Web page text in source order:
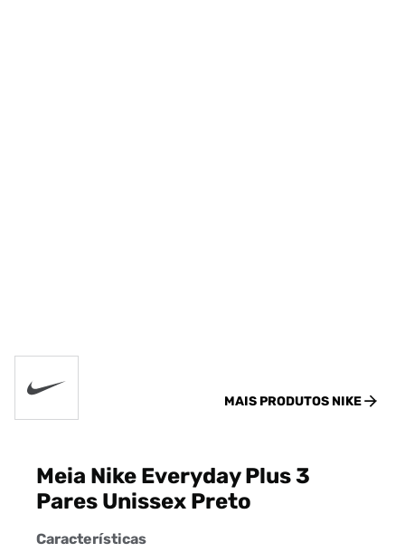
MAIS PRODUTOS NIKE
Meia Nike Everyday Plus 3
Pares Unissex Preto
Características